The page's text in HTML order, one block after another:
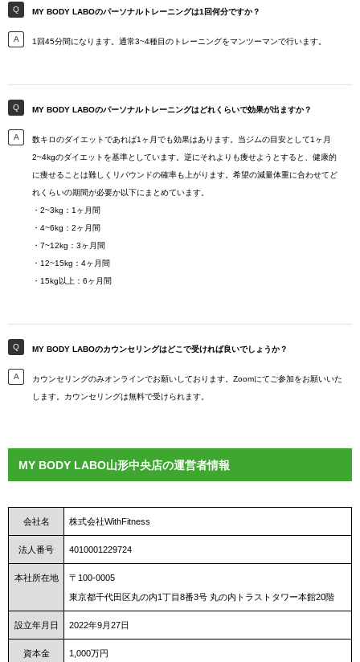
MY BODY LABOのパーソナルトレーニングは1回何分ですか？
1回45分間になります。通常3~4種目のトレーニングをマンツーマンで行います。
MY BODY LABOのパーソナルトレーニングはどれくらいで効果が出ますか？
数キロのダイエットであれば1ヶ月でも効果はあります。当ジムの目安として1ヶ月
2~4kgのダイエットを基準としています。逆にそれよりも痩せようとすると、健康的
に痩せることは難しくリバウンドの確率も上がります。希望の減量体重に合わせてど
れくらいの期間が必要か以下にまとめています。
・2~3kg：1ヶ月間
・4~6kg：2ヶ月間
・7~12kg：3ヶ月間
・12~15kg：4ヶ月間
・15kg以上：6ヶ月間
MY BODY LABOのカウンセリングはどこで受ければ良いでしょうか？
カウンセリングのみオンラインでお願いしております。Zoomにてご参加をお願いいた
します。カウンセリングは無料で受けられます。
MY BODY LABO山形中央店の運営者情報
会社名 株式会社WithFitness
法人番号 4010001229724
本社所在地
〒100-0005
東京都千代田区丸の内1丁目8番3号 丸の内トラストタワー本館20階
設立年月日 2022年9月27日
資本金 1,000万円